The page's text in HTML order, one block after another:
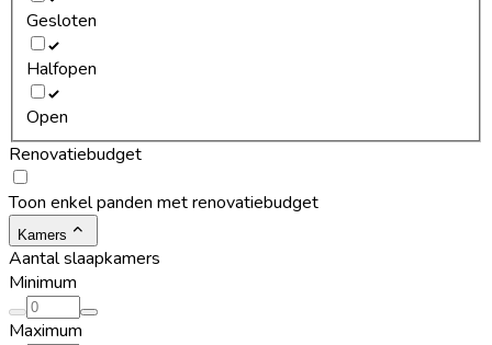
Gesloten
Halfopen
Open
Renovatiebudget
Toon enkel panden met renovatiebudget
Kamers
Aantal slaapkamers
Minimum
Maximum